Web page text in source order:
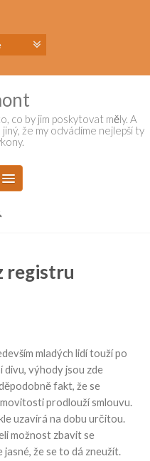
co by jim poskytovat měly. A
že my odvádíme nejlepší ty
registru
mladých lidí touží po
divu, výhody jsou zde
fakt, že se
prodlouží smlouvu.
uzavírá na dobu určitou.
možnost zbavit se
jasné, že se to dá zneužít.